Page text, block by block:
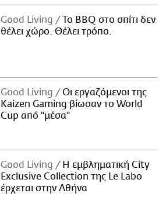
Good Living
Το BBQ στο σπίτι δεν
θέλει χώρο. Θέλει τρόπο.
Good Living
Οι εργαζόμενοι της
Kaizen Gaming βίωσαν το World
Cup από "μέσα"
Good Living
Η εμβληματική City
Exclusive Collection της Le Labo
έρχεται στην Αθήνα